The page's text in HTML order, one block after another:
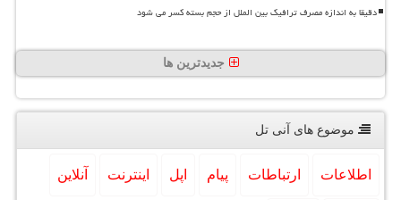
دقیقا به اندازه مصرف ترافیک بین الملل از حجم بسته کسر می شود
جدیدترین ها
موضوع های آنی تل
اطلاعات ارتباطات پیام اپل اینترنت آنلاین